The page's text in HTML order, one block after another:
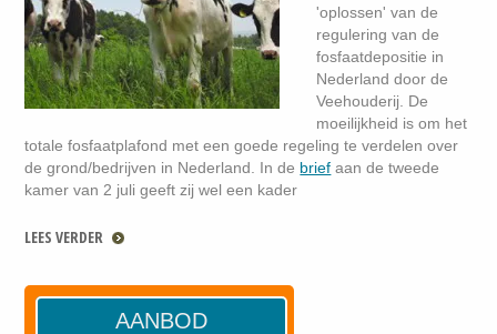
'oplossen' van de
regulering van de
fosfaatdepositie in
Nederland door de
Veehouderij. De
moeilijkheid is om het
totale fosfaatplafond met een goede regeling te verdelen over
de grond/bedrijven in Nederland. In de brief aan de tweede
kamer van 2 juli geeft zij wel een kader
LEES VERDER
AANBOD